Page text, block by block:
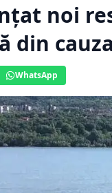
noi
din
WhatsApp